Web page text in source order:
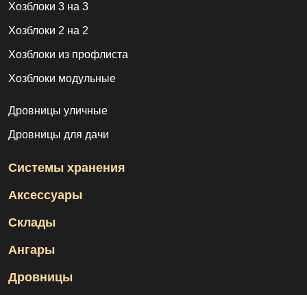
Хозблоки 3 на 3
Хозблоки 2 на 2
Хозблоки из профлиста
Хозблоки модульные
Дровницы уличные
Дровницы для дачи
Системы хранения
Аксессуары
Склады
Ангары
Дровницы